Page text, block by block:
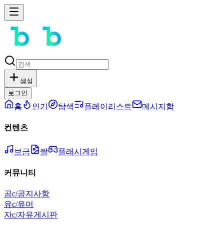
생성
로그인
홈 인기 탐색 플레이리스트 메시지함
컨텐츠
브금 짤 플래시게임
커뮤니티
공c/공지사항
유c/유머
자c/자유게시판